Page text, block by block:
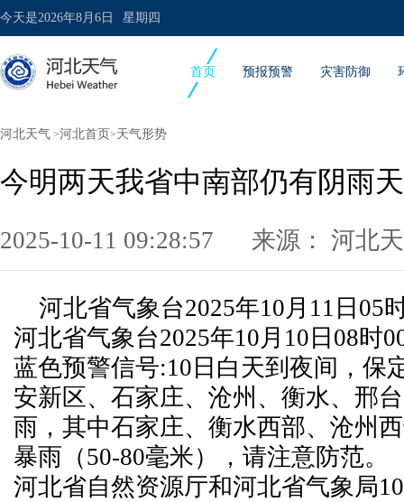
今天是2026年8月6日 星期四
首页 预报预警 灾害防御
河北天气 >河北首页 >天气形势
今明两天我省中南部仍有阴雨
2025-10-11 09:28:57 来源： 河北
河北省气象台2025年10月11日05
河北省气象台2025年10月10日08时
蓝色预警信号:10日白天到夜间，保
安新区、石家庄、沧州、衡水、邢
雨，其中石家庄、衡水西部、沧州
暴雨（50-80毫米），请注意防范。
河北省自然资源厅和河北省气象局